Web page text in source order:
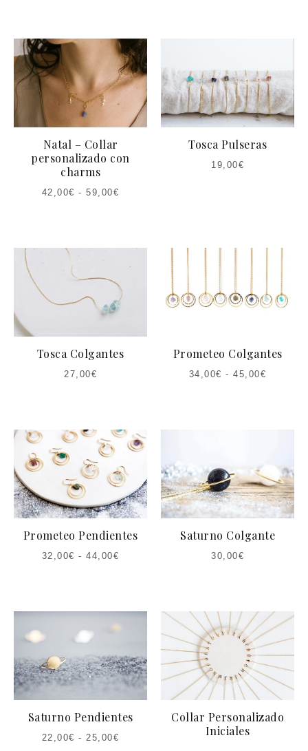
Natal – Collar
personalizado con
charms
42,00€ -59,00€
Tosca Pulseras
19,00€
Tosca Colgantes
27,00€
Prometeo Colgantes
34,00€ -45,00€
Prometeo Pendientes
32,00€ -44,00€
Saturno Colgante
30,00€
Saturno Pendientes
22,00€ -25,00€
Collar Personalizado
Iniciales